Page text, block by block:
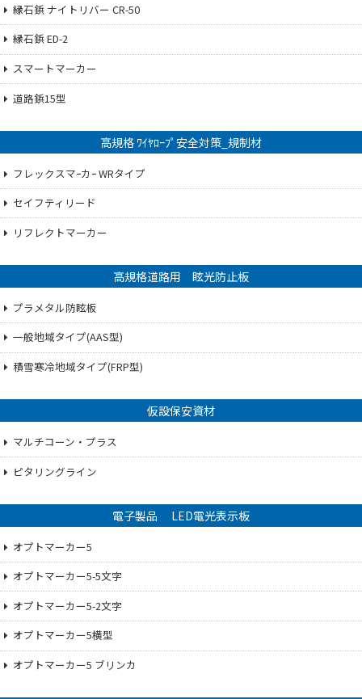
縁石鋲 ナイトリバー CR-50
縁石鋲 ED-2
スマートマーカー
道路鋲15型
高規格 ﾜｲﾔﾛｰﾌﾟ安全対策_規制材
フレックスマｰカｰ WRタイプ
セイフティリード
リフレクトマーカー
高規格道路用 眩光防止板
プラメタル防眩板
一般地域タイプ(AAS型)
積雪寒冷地域タイプ(FRP型)
仮設保安資材
マルチコーン・プラス
ピタリングライン
電子製品 LED電光表示板
オプトマーカー5
オプトマーカー5-5文字
オプトマーカー5-2文字
オプトマーカー5横型
オプトマーカー5 ブリンカ